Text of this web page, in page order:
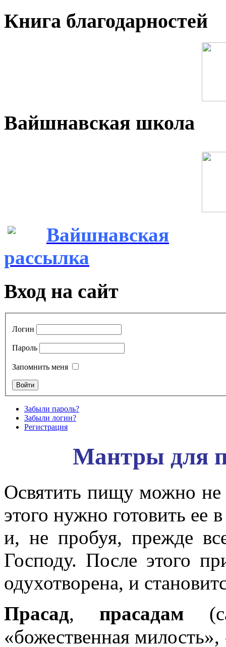
Книга благодарностей
Вайшнавская школа
Вайшнавская
рассылка
Вход на сайт
Логин
Пароль
Запомнить меня
Забыли пароль?
Забыли логин?
Регистрация
Мантры для
Освятить пищу можно не
этого нужно готовить ее
и, не пробуя, прежде
Господу. После этого
одухотворена, и
Прасад, прасадам
«божественная